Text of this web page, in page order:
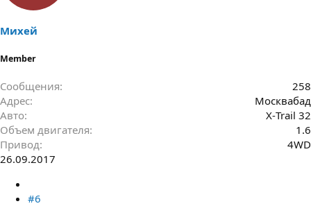
Михей
Member
Сообщения
258
Адрес
Москвабад
Авто
Х-Trail 32
Объем двигателя
1.6
Привод
4WD
26.09.2017
#6